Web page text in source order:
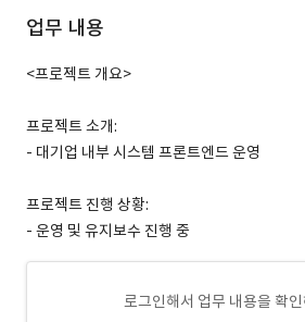
업무 내용
<프로젝트 개요>
프로젝트 소개:
- 대기업 내부 시스템 프론트엔드 운영
프로젝트 진행 상황:
- 운영 및 유지보수 진행 중
로그인해서 업무 내용을 확